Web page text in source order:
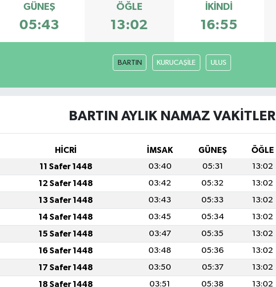
GÜNEŞ
05:43
ÖĞLE
13:02
İKINDI
16:55
BARTIN KURUCAŞİLE ULUS
BARTIN AYLIK NAMAZ VAKITLERI
HİCRİ İMSAK GÜNEŞ ÖĞLE
11 Safer 1448 03:40 05:31 13:02
12 Safer 1448 03:42 05:32 13:02
13 Safer 1448 03:43 05:33 13:02
14 Safer 1448 03:45 05:34 13:02
15 Safer 1448 03:47 05:35 13:02
16 Safer 1448 03:48 05:36 13:02
17 Safer 1448 03:50 05:37 13:02
18 Safer 1448 03:51 05:38 13:02